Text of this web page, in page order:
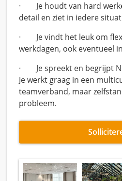
· Je houdt van hard
detail en ziet in iedere
· Je vindt het leuk om
werkdagen, ook eventueel
· Je spreekt en begrijpt
Je werkt graag in een
teamverband, maar
probleem.